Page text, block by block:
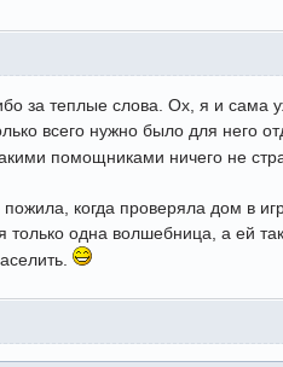
за теплые слова. Ох, я и сама
всего нужно было для него
помощниками ничего не
когда проверяла дом в
только одна волшебница, а ей